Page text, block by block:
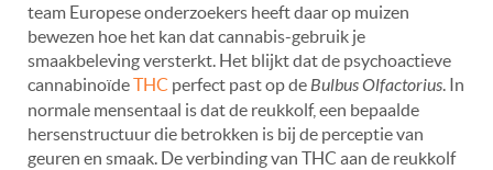
team Europese onderzoekers heeft daar op muizen
bewezen hoe het kan dat cannabis-gebruik je
smaakbeleving versterkt. Het blijkt dat de psychoactieve
cannabinoïdeTHC perfect past op deBulbus Olfactorius. In
normale mensentaal is dat de reukkolf, een bepaalde
hersenstructuur die betrokken is bij de perceptie van
geuren en smaak. De verbinding van THC aan de reukkolf